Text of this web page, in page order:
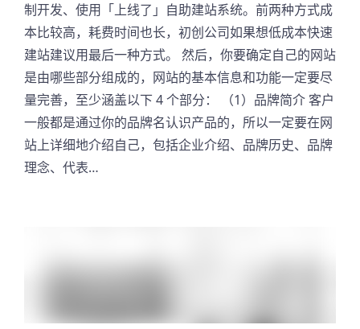
制开发、使用「上线了」自助建站系统。前两种方式成
本比较高，耗费时间也长，初创公司如果想低成本快速
建站建议用最后一种方式。 然后，你要确定自己的网站
是由哪些部分组成的，网站的基本信息和功能一定要尽
量完善，至少涵盖以下 4 个部分： （1）品牌简介 客户
一般都是通过你的品牌名认识产品的，所以一定要在网
站上详细地介绍自己，包括企业介绍、品牌历史、品牌
理念、代表…